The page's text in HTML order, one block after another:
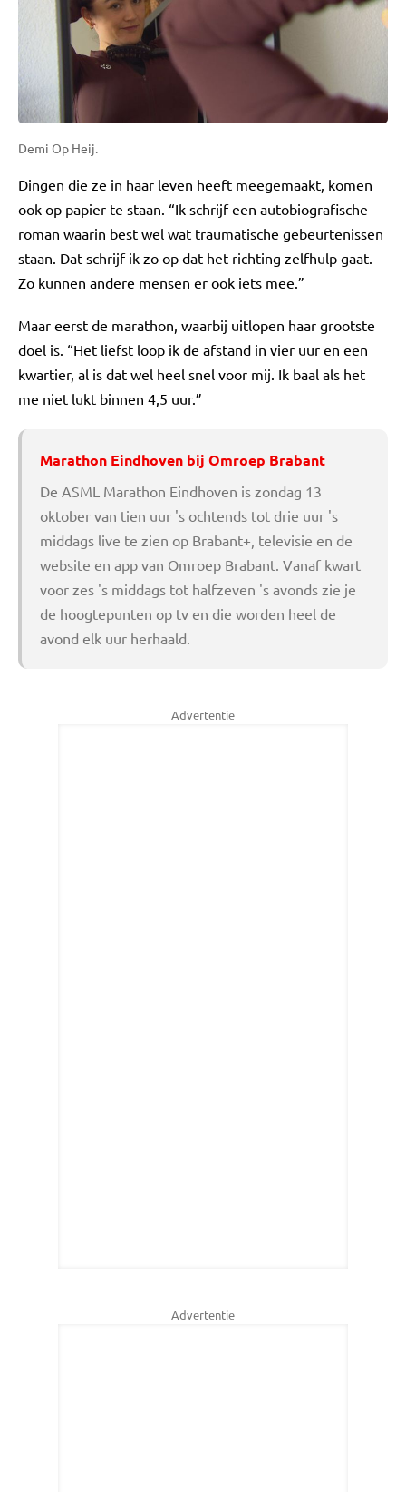
Demi Op Heij.
Dingen die ze in haar leven heeft meegemaakt, komen
ook op papier te staan. “Ik schrijf een autobiografische
roman waarin best wel wat traumatische gebeurtenissen
staan. Dat schrijf ik zo op dat het richting zelfhulp gaat.
Zo kunnen andere mensen er ook iets mee.”
Maar eerst de marathon, waarbij uitlopen haar grootste
doel is. “Het liefst loop ik de afstand in vier uur en een
kwartier, al is dat wel heel snel voor mij. Ik baal als het
me niet lukt binnen 4,5 uur.”
Marathon Eindhoven bij Omroep Brabant
De ASML Marathon Eindhoven is zondag 13
oktober van tien uur 's ochtends tot drie uur 's
middags live te zien op Brabant+, televisie en de
website en app van Omroep Brabant. Vanaf kwart
voor zes 's middags tot halfzeven 's avonds zie je
de hoogtepunten op tv en die worden heel de
avond elk uur herhaald.
Advertentie
Advertentie